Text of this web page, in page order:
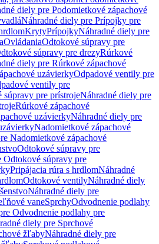
diely pre Podomietkové zápachové
Náhradné diely pre Prípojky pre
KrytyPrípojkyNáhradné diely pre
OvládaniaOdtokové súpravy pre
súpravy pre drezyRúrkové
diely pre Rúrkové zápachové
uzávierkyOdpadové ventily pre
ventily pre
súpravy pre prístrojeNáhradné diely pre
Rúrkové zápachové
uzávierkyNáhradné diely pre
Nadomietkové zápachové
Nadomietkové zápachové
Odtokové súpravy pre
Odtokové súpravy pre
Pripájacia rúra s hrdlomNáhradné
Odtokové ventilyNáhradné diely
Náhradné diely pre
vaneSprchyOdvodnenie podlahy
Odvodnenie podlahy pre
diely pre Sprchové
žľabyNáhradné diely pre